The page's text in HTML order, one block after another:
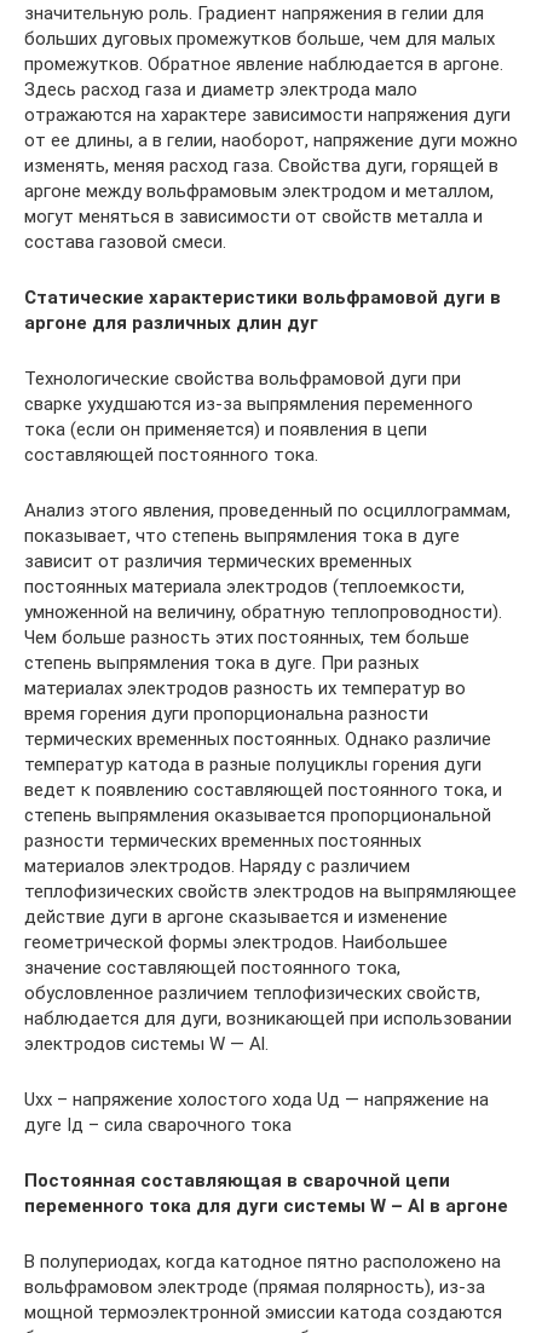
значительную роль. Градиент напряжения в гелии для
больших дуговых промежутков больше, чем для малых
промежутков. Обратное явление наблюдается в аргоне.
Здесь расход газа и диаметр электрода мало
отражаются на характере зависимости напряжения дуги
от ее длины, а в гелии, наоборот, напряжение дуги можно
изменять, меняя расход газа. Свойства дуги, горящей в
аргоне между вольфрамовым электродом и металлом,
могут меняться в зависимости от свойств металла и
состава газовой смеси.
Статические характеристики вольфрамовой дуги в
аргоне для различных длин дуг
Технологические свойства вольфрамовой дуги при
сварке ухудшаются из-за выпрямления переменного
тока (если он применяется) и появления в цепи
составляющей постоянного тока.
Анализ этого явления, проведенный по осциллограммам,
показывает, что степень выпрямления тока в дуге
зависит от различия термических временных
постоянных материала электродов (теплоемкости,
умноженной на величину, обратную теплопроводности).
Чем больше разность этих постоянных, тем больше
степень выпрямления тока в дуге. При разных
материалах электродов разность их температур во
время горения дуги пропорциональна разности
термических временных постоянных. Однако различие
температур катода в разные полуциклы горения дуги
ведет к появлению составляющей постоянного тока, и
степень выпрямления оказывается пропорциональной
разности термических временных постоянных
материалов электродов. Наряду с различием
теплофизических свойств электродов на выпрямляющее
действие дуги в аргоне сказывается и изменение
геометрической формы электродов. Наибольшее
значение составляющей постоянного тока,
обусловленное различием теплофизических свойств,
наблюдается для дуги, возникающей при использовании
электродов системы W — Al.
Uхх – напряжение холостого хода Uд — напряжение на
дуге Iд – сила сварочного тока
Постоянная составляющая в сварочной цепи
переменного тока для дуги системы W – Al в аргоне
В полупериодах, когда катодное пятно расположено на
вольфрамовом электроде (прямая полярность), из-за
мощной термоэлектронной эмиссии катода создаются